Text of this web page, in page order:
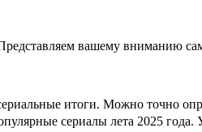
вашему вниманию
итоги. Можно точно
сериалы лета 2025